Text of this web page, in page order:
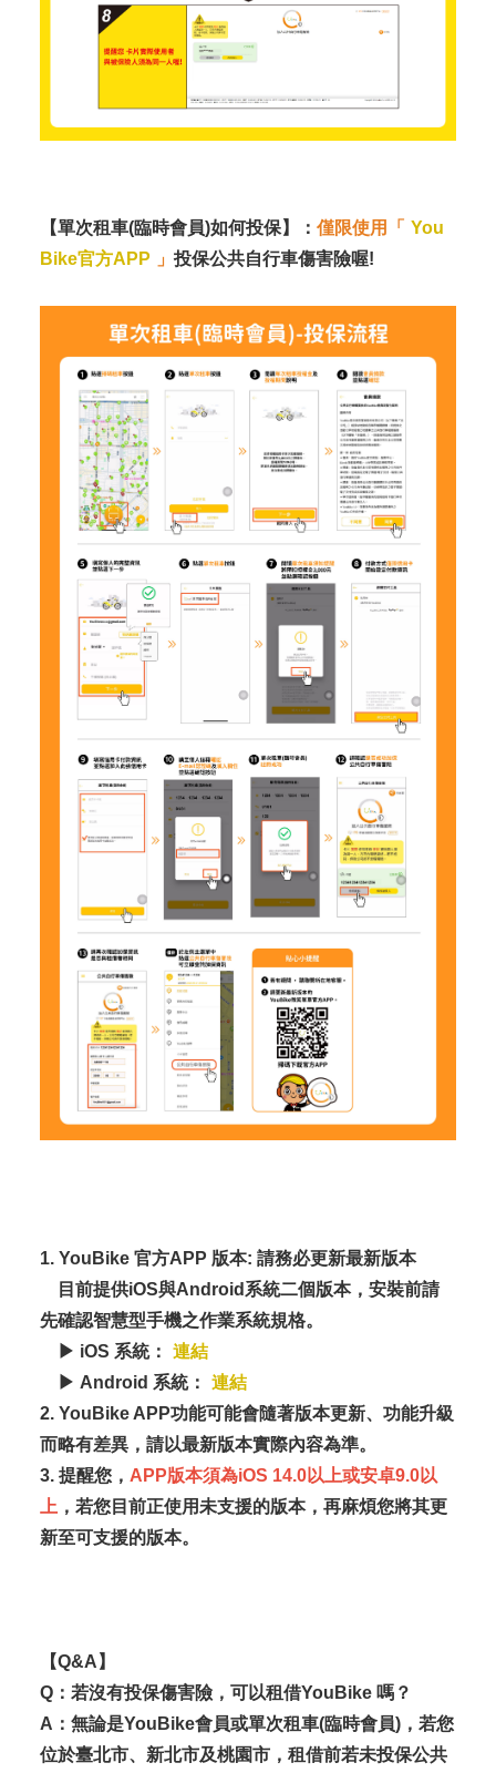
【單次租車(臨時會員)如何投保】： 僅限使用「 You
Bike官方APP
」 投保公共自行車傷害險喔!
1. YouBike 官方APP 版本: 請務必更新最新版本
目前提供iOS與Android系統二個版本，安裝前請
先確認智慧型手機之作業系統規格。
▶ iOS 系統：
連結
▶ Android 系統：
連結
2. YouBike APP功能可能會隨著版本更新、功能升級
而略有差異，請以最新版本實際內容為準。
3. 提醒您， APP版本須為iOS 14.0以上或安卓9.0以
上 ，若您目前正使用未支援的版本，再麻煩您將其更
新至可支援的版本。
【Q&A】
Q：若沒有投保傷害險，可以租借YouBike 嗎？
A：無論是YouBike會員或單次租車(臨時會員)，若您
位於臺北市、新北市及桃園市，租借前若未投保公共